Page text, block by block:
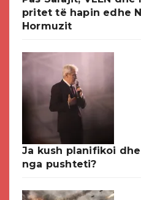
pritet të hapin edhe
Hormuzit
Ja kush planifikoi
nga pushteti?